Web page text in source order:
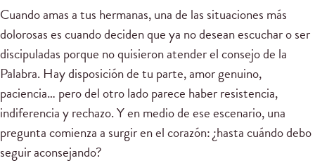
Cuando amas a tus hermanas, una de las situaciones más
dolorosas es cuando deciden que ya no desean escuchar o ser
discipuladas porque no quisieron atender el consejo de la
Palabra. Hay disposición de tu parte, amor genuino,
paciencia… pero del otro lado parece haber resistencia,
indiferencia y rechazo. Y en medio de ese escenario, una
pregunta comienza a surgir en el corazón: ¿hasta cuándo debo
seguir aconsejando?